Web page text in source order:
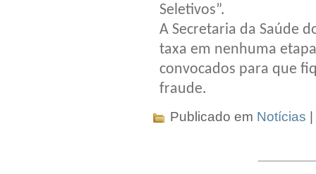
Seletivos”.
A Secretaria da Saúde
taxa em nenhuma
convocados para que
fraude.
Publicado em Notícias